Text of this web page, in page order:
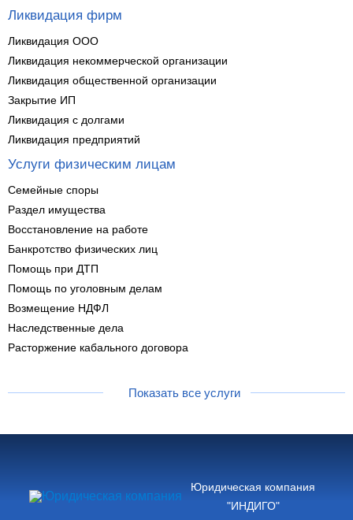
Ликвидация фирм
Ликвидация ООО
Ликвидация некоммерческой организации
Ликвидация общественной организации
Закрытие ИП
Ликвидация с долгами
Ликвидация предприятий
Услуги физическим лицам
Семейные споры
Раздел имущества
Восстановление на работе
Банкротство физических лиц
Помощь при ДТП
Помощь по уголовным делам
Возмещение НДФЛ
Наследственные дела
Расторжение кабального договора
Показать все услуги
Юридическая компания
"ИНДИГО"